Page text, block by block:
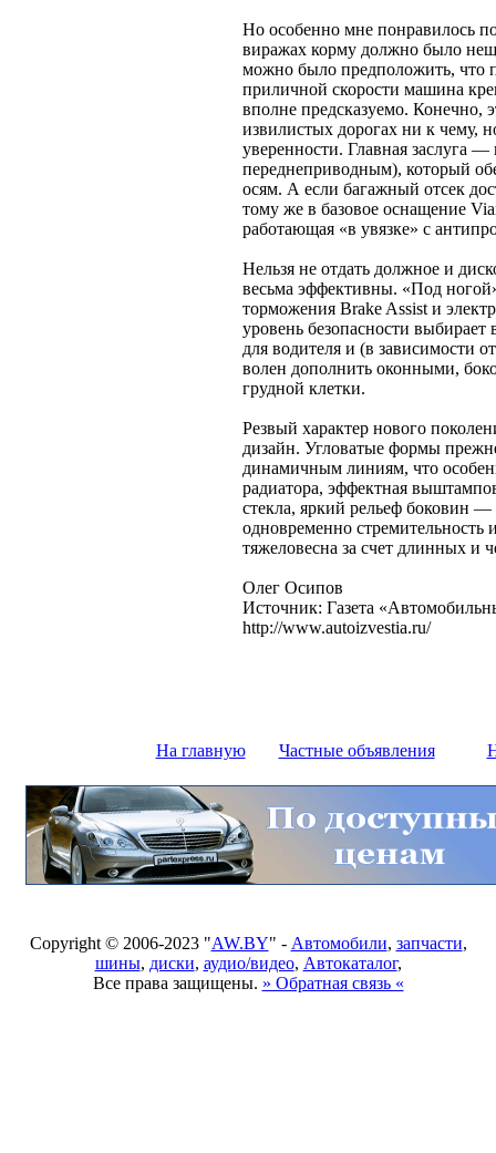
Но особенно мне понравилось
виражах корму должно было
можно было предположить, что
приличной скорости машина
вполне предсказуемо. Конечно,
извилистых дорогах ни к чему,
уверенности. Главная заслуга
переднеприводным), который
осям. А если багажный отсек
тому же в базовое оснащение
работающая «в увязке» с
Нельзя не отдать должное и
весьма эффективны. «Под
торможения Brake Assist и
уровень безопасности
для водителя и (в зависимости
волен дополнить оконными,
грудной клетки.
Резвый характер нового
дизайн. Угловатые формы
динамичным линиям, что
радиатора, эффектная
стекла, яркий рельеф боковин
одновременно стремительность
тяжеловесна за счет длинных и
Олег Осипов
Источник: Газета
http://www.autoizvestia.ru/
На главную Частные объявления
Copyright © 2006-2023 "AW.BY" - Автомобили, запчасти,
шины, диски, аудио/видео, Автокаталог,
Все права защищены. » Обратная связь «